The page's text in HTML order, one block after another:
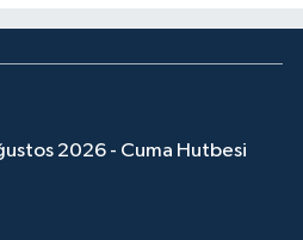
2026 - Cuma Hutbesi